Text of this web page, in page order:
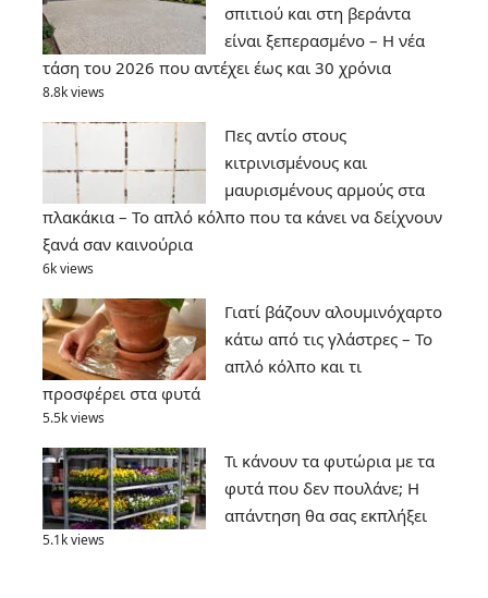
σπιτιού και στη βεράντα
είναι ξεπερασμένο – Η νέα
τάση του 2026 που αντέχει έως και 30 χρόνια
8.8k views
Πες αντίο στους
κιτρινισμένους και
μαυρισμένους αρμούς στα
πλακάκια – Το απλό κόλπο που τα κάνει να δείχνουν
ξανά σαν καινούρια
6k views
Γιατί βάζουν αλουμινόχαρτο
κάτω από τις γλάστρες – Το
απλό κόλπο και τι
προσφέρει στα φυτά
5.5k views
Τι κάνουν τα φυτώρια με τα
φυτά που δεν πουλάνε; Η
απάντηση θα σας εκπλήξει
5.1k views